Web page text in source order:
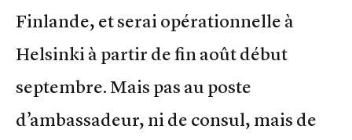
Finlande, et serai opérationnelle à
Helsinki à partir de fin août début
septembre. Mais pas au poste
d’ambassadeur, ni de consul, mais de